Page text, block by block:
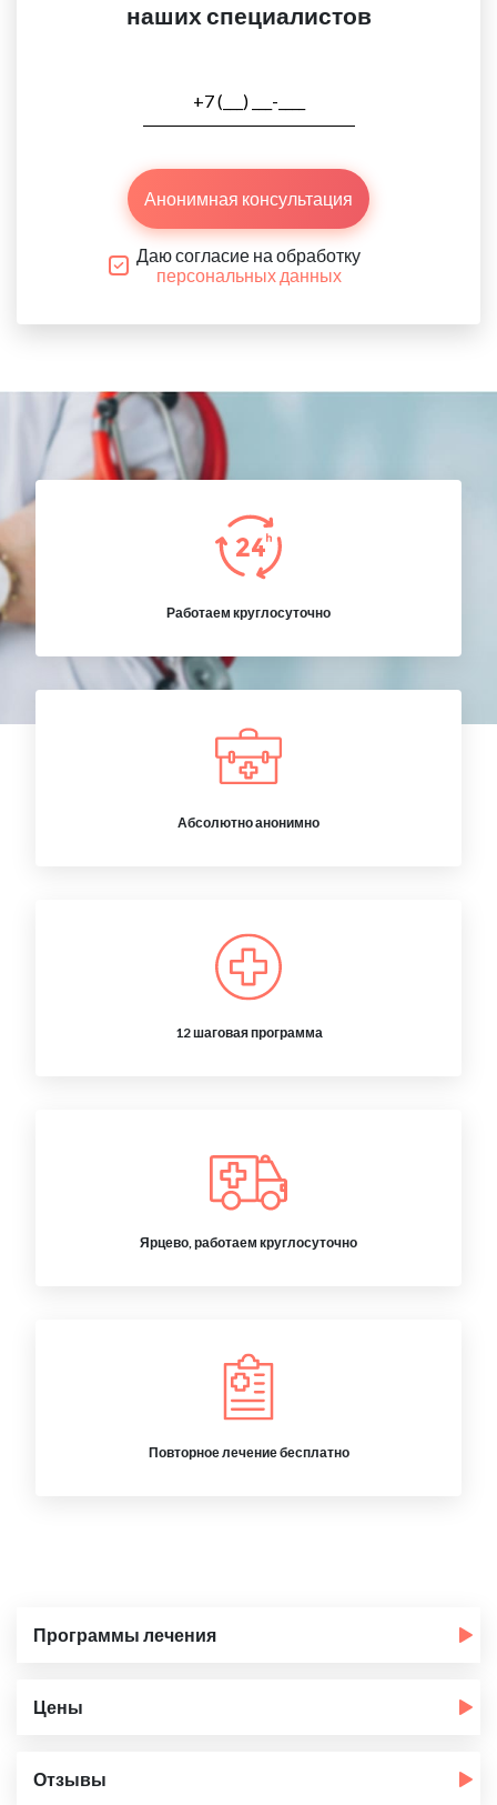
наших специалистов
Анонимная консультация
Даю согласие на обработку
персональных данных
Работаем круглосуточно
Абсолютно анонимно
12 шаговая программа
Ярцево, работаем круглосуточно
Повторное лечение бесплатно
Программы лечения
Цены
Отзывы